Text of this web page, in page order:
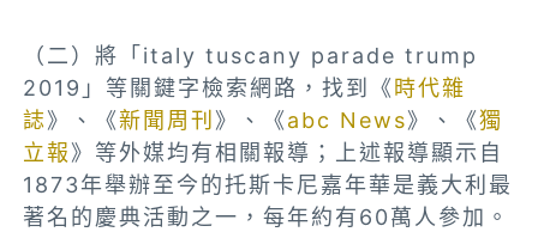
（二）將「italy tuscany parade trump
2019」等關鍵字檢索網路，找到《 時代雜
誌》、《新聞周刊 》、《abc News》、《獨
立報》等外媒均有相關報導；上述報導顯示自
1873年舉辦至今的托斯卡尼嘉年華是義大利最
著名的慶典活動之一，每年約有60萬人參加。